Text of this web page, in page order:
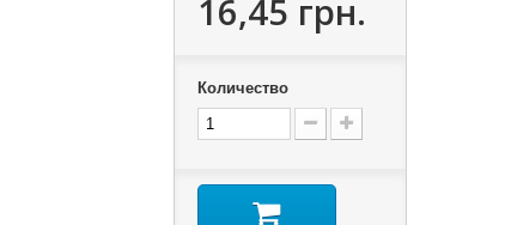
16,45 грн.
Количество